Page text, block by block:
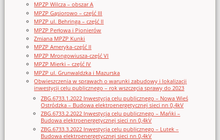
MPZP Wilcza – obszar A
MPZP Gąsiorowo – część III
MPZP ul. Behringa – część II
MPZP Perłowa i Pionierów
Zmiana MPZP Kunki
MPZP Ameryka-część II
MPZP Mrongowiusza-część VI
MPZP Mierki – część IV
MPZP ul. Grunwaldzka i Mazurska
Obwieszczenia w sprawach o warunki zabudowy i lokalizacji
inwestycji celu publicznego – rok wszczęcia sprawy do 2023
ZBG.6733.1.2022 Inwestycja celu publicznego – Nowa Wieś
Ostródzka – Budowa elektroenergetycznej sieci nn 0,4kV
ZBG.6733.2.2022 Inwestycja celu publicznego – Mańki –
Budowa elektroenergetycznej sieci nn 0,4kV
ZBG.6733.3.2022 Inwestycja celu publicznego – Lutek –
Budowa elektroenergetycznej sieci nn 0,4kV